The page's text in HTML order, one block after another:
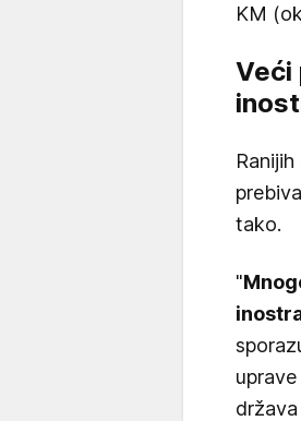
KM
Veći
tako.
"